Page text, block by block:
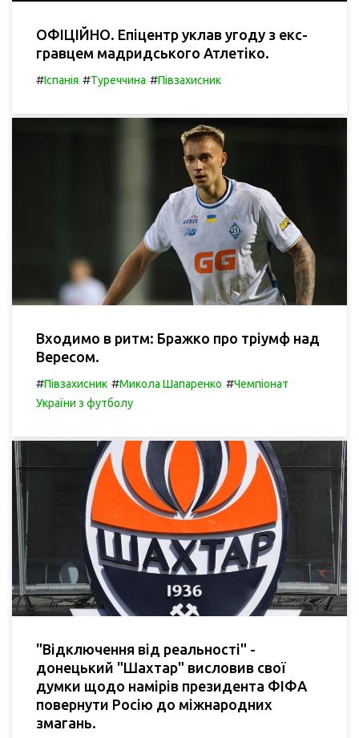
ОФІЦІЙНО. Епіцентр уклав угоду з екс-
гравцем мадридського Атлетіко.
#Іспанія #Туреччина #Півзахисник
Входимо в ритм: Бражко про тріумф над
Вересом.
#Півзахисник #Микола Шапаренко #Чемпіонат
України з футболу
"Відключення від реальності" -
донецький "Шахтар" висловив свої
думки щодо намірів президента ФІФА
повернути Росію до міжнародних
змагань.